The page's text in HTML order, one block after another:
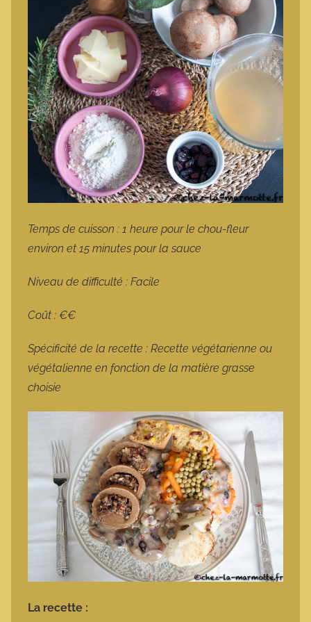
Temps de cuisson : 1 heure pour le chou-fleur
environ et 15 minutes pour la sauce
Niveau de difficulté : Facile
Coût : €€
Spécificité de la recette : Recette végétarienne ou
végétalienne en fonction de la matière grasse
choisie
La recette :